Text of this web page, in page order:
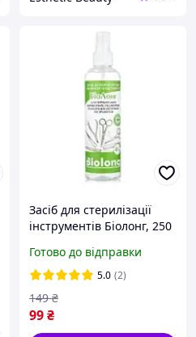
Засіб для стерилізації
інструментів Біолонг, 250
Готово до відправки
5.0 (2)
99₴
149 ₴